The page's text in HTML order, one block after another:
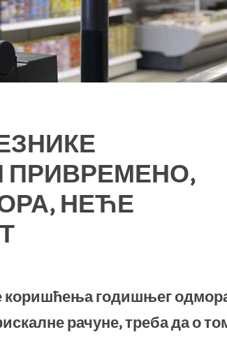
ПРИВРЕМЕНО,
НЕЋЕ
коришћења годишњег
рачуне, треба да о